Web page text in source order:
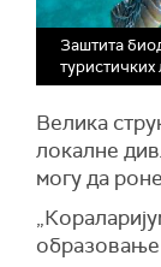
Заштита
туристичких
Велика
локалне
могу да